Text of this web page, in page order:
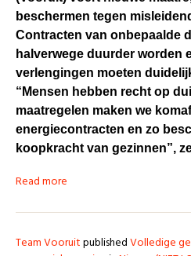
beschermen tegen
Contracten van onbepaalde
halverwege duurder worden
verlengingen moeten
“Mensen hebben recht op
maatregelen maken we
energiecontracten en zo
koopkracht van gezinnen”,
Read more
Team VooruitpublishedVolledige